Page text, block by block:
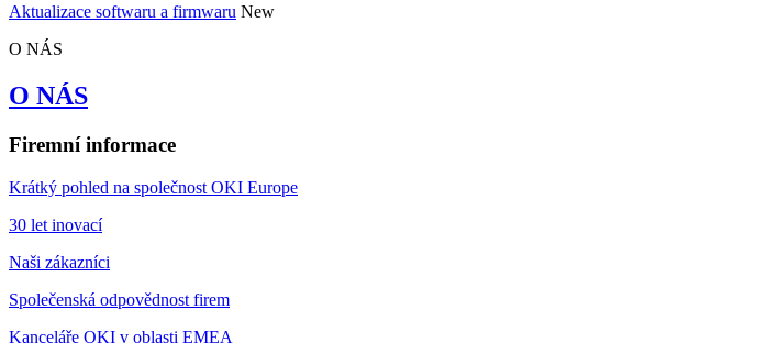
Aktualizace softwaru a firmwaru New
O NÁS
O NÁS
Firemní informace
Krátký pohled na společnost OKI Europe
30 let inovací
Naši zákazníci
Společenská odpovědnost firem
Kanceláře OKI v oblasti EMEA